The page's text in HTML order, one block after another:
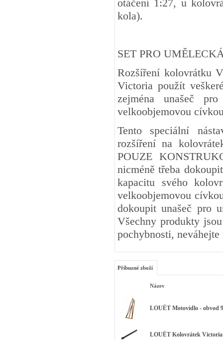
otáčení 1:27, u
kola).
SET PRO
Rozšíření kolovrátku
Victoria použít
zejména unašeč
velkoobjemovou
Tento speciální
rozšíření na
POUZE
nicméně třeba
kapacitu svého
velkoobjemovou
dokoupit unašeč pro
Všechny produkty
pochybnosti,
Příbuzné zboží
Název
LOUËT Motovidlo - obvod
LOUËT Kolovrátek